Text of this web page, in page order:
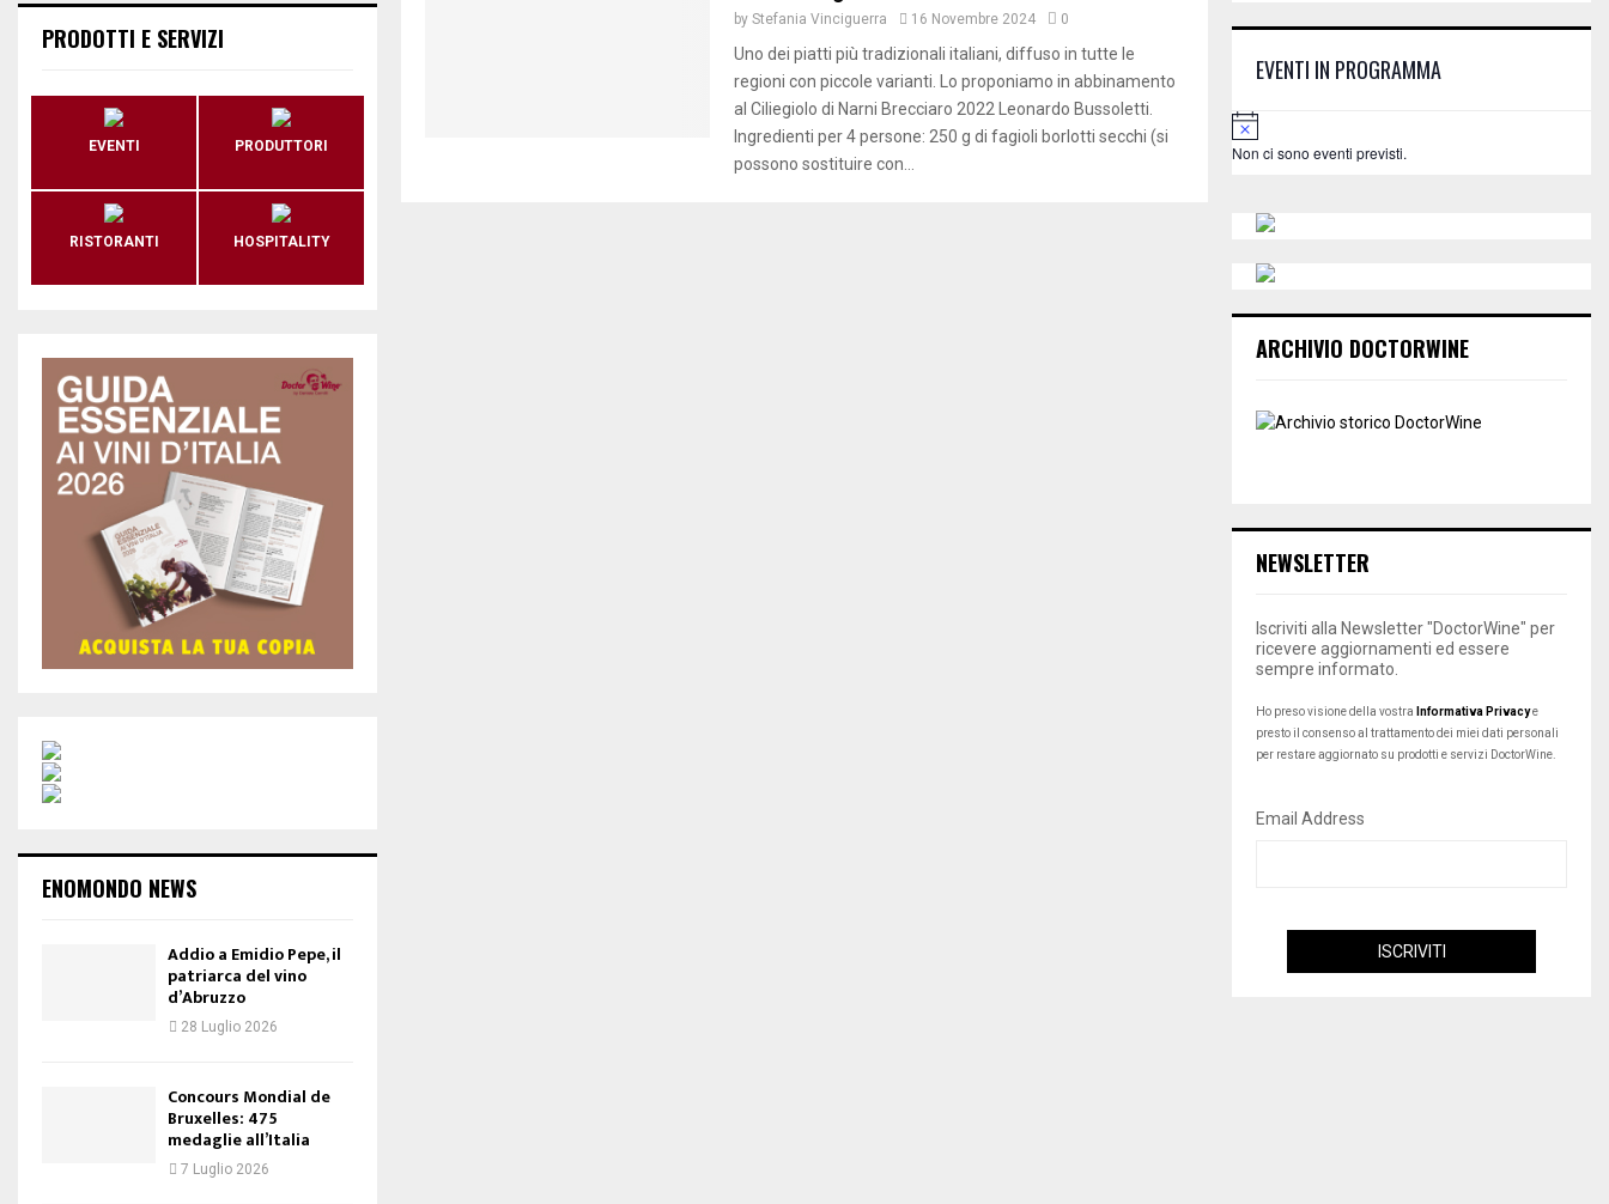
by Stefania Vinciguerra 16 Novembre 2024 0
Uno dei piatti più tradizionali italiani, diffuso in tutte le
regioni con piccole varianti. Lo proponiamo in abbinamento
al Ciliegiolo di Narni Brecciaro 2022 Leonardo Bussoletti.
Ingredienti per 4 persone: 250 g di fagioli borlotti secchi (si
possono sostituire con...
PRODOTTI E SERVIZI
EVENTI PRODUTTORI
RISTORANTI HOSPITALITY
ENOMONDO NEWS
Addio a Emidio Pepe, il
patriarca del vino
d’Abruzzo
28 Luglio 2026
Concours Mondial de
Bruxelles: 475
medaglie all’Italia
7 Luglio 2026
o
:
EVENTI IN PROGRAMMA
N
o
t
e
Non ci sono eventi previsti.
ARCHIVIO DOCTORWINE
NEWSLETTER
Iscriviti alla Newsletter "DoctorWine" per
ricevere aggiornamenti ed essere
sempre informato.
Ho preso visione della vostra Informativa Privacye
presto il consenso al trattamento dei miei dati personali
per restare aggiornato su prodotti e servizi DoctorWine.
Email Address